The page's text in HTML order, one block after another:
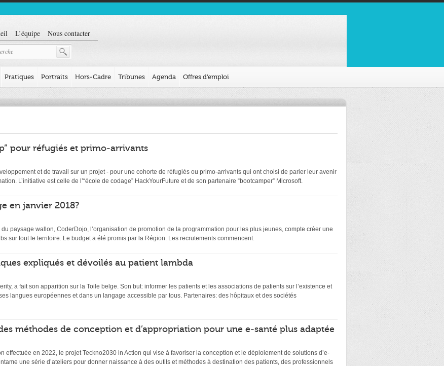
L’équipe Nous contacter
Pratiques Portraits Hors-Cadre Tribunes Agenda Offres d’emploi
pour réfugiés et primo-arrivants
et de travail sur un projet - pour une cohorte de réfugiés ou primo-arrivants qui ont choisi de parier leur avenir
L’initiative est celle de l’“école de codage” HackYourFuture et de son partenaire “bootcamper” Microsoft.
en janvier 2018?
paysage wallon, CoderDojo, l’organisation de promotion de la programmation pour les plus jeunes, compte créer une
sur tout le territoire. Le budget a été promis par la Région. Les recrutements commencent.
expliqués et dévoilés au patient lambda
a fait son apparition sur la Toile belge. Son but: informer les patients et les associations de patients sur l’existence et
langues européennes et dans un langage accessible par tous. Partenaires: des hôpitaux et des sociétés
méthodes de conception et d’appropriation pour une e-santé plus adaptée
effectuée en 2022, le projet Teckno2030 in Action qui vise à favoriser la conception et le déploiement de solutions d’e-
une série d’ateliers pour donner naissance à des outils et méthodes à destination des patients, des professionnels